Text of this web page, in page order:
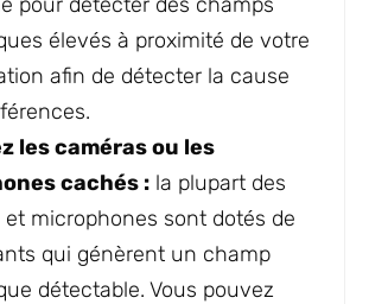
élevés à proximité de votre
afin de détecter la cause
les caméras ou les
cachés : la plupart des
et microphones sont dotés de
qui génèrent un champ
détectable. Vous pouvez